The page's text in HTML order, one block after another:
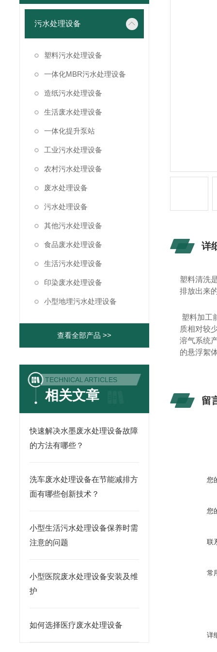
污水处理设备
塑料污水处理设备
一体化MBR污水处理设备
造纸污水处理设备
生活废水处理设备
一体化提升泵站
工业污水处理设备
农村污水处理设备
废水处理设备
污水处理设备
其他污水处理设备
食品废水处理设备
生活污水处理设备
印染废水处理设备
小型地埋污水处理设备
查看全部产品 >>
TECHNICAL ARTICLES
相关文章
快速解决水墨废水处理设备故障
的方法有哪些？
洗车废水处理设备在节能减排方
面有哪些创新技术？
小型生活污水处理设备保养时需
注意的问题
小型医院废水处理设备安装及维
护
如何选择医疗废水处理设备
详
塑料清洗
排放出来
塑料加工
质相对较
溶气系统
的悬浮絮
留
您
您
联
常
详